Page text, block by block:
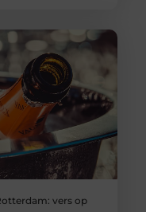
vers op